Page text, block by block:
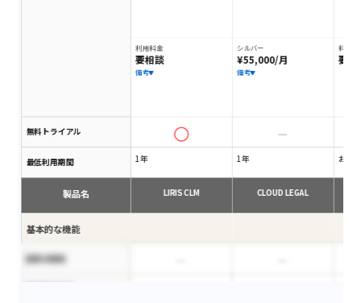
無料トライアル
最低利用期間
製品名
基本的な機能
変更点検知
利用料金
要相談
備考
1年
LIRIS CLM
シルバー
¥55,000/月
備考
1年
CLOUD LEGAL
料金
要相
お問